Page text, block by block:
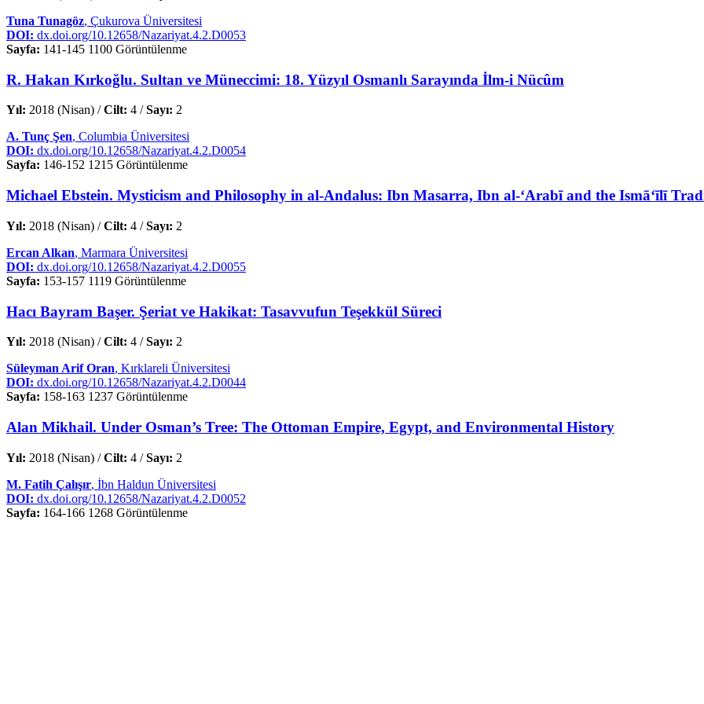
Tuna Tunagöz, Çukurova Üniversitesi
DOI: dx.doi.org/10.12658/Nazariyat.4.2.D0053
Sayfa: 141-145 1100 Görüntülenme
R. Hakan Kırkoğlu. Sultan ve Müneccimi: 18. Yüzyıl Osmanlı Sarayında İlm-i Nücûm
Yıl: 2018 (Nisan) /Cilt: 4 /Sayı: 2
A. Tunç Şen, Columbia Üniversitesi
DOI: dx.doi.org/10.12658/Nazariyat.4.2.D0054
Sayfa: 146-152 1215 Görüntülenme
Michael Ebstein. Mysticism and Philosophy in al-Andalus: Ibn Masarra, Ibn al-‘Arabī and the Ismā‘īlī
Yıl: 2018 (Nisan) /Cilt: 4 /Sayı: 2
Ercan Alkan, Marmara Üniversitesi
DOI: dx.doi.org/10.12658/Nazariyat.4.2.D0055
Sayfa: 153-157 1119 Görüntülenme
Hacı Bayram Başer. Şeriat ve Hakikat: Tasavvufun Teşekkül Süreci
Yıl: 2018 (Nisan) /Cilt: 4 /Sayı: 2
Süleyman Arif Oran, Kırklareli Üniversitesi
DOI: dx.doi.org/10.12658/Nazariyat.4.2.D0044
Sayfa: 158-163 1237 Görüntülenme
Alan Mikhail. Under Osman’s Tree: The Ottoman Empire, Egypt, and Environmental History
Yıl: 2018 (Nisan) /Cilt: 4 /Sayı: 2
M. Fatih Çalışır, İbn Haldun Üniversitesi
DOI: dx.doi.org/10.12658/Nazariyat.4.2.D0052
Sayfa: 164-166 1268 Görüntülenme